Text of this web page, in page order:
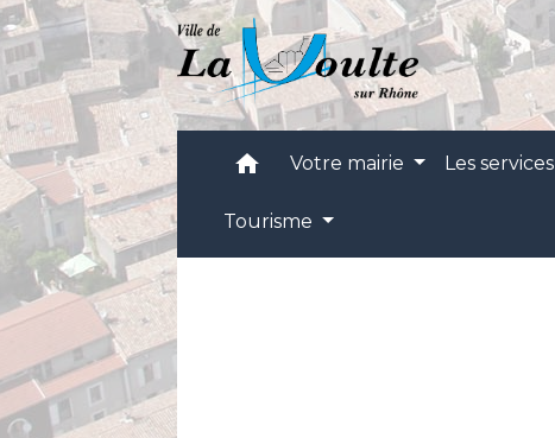
home Votre mairie Les services
Tourisme